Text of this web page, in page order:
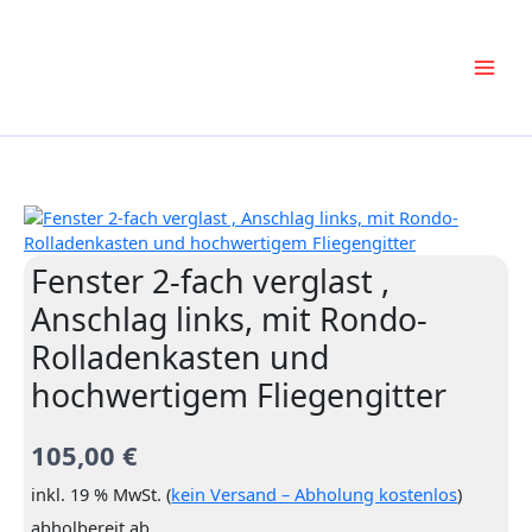
Fenster 2-fach verglast ,
Anschlag links, mit Rondo-
Rolladenkasten und
hochwertigem Fliegengitter
105,00€
inkl. 19 % MwSt. (kein Versand – Abholung kostenlos)
abholbereit ab